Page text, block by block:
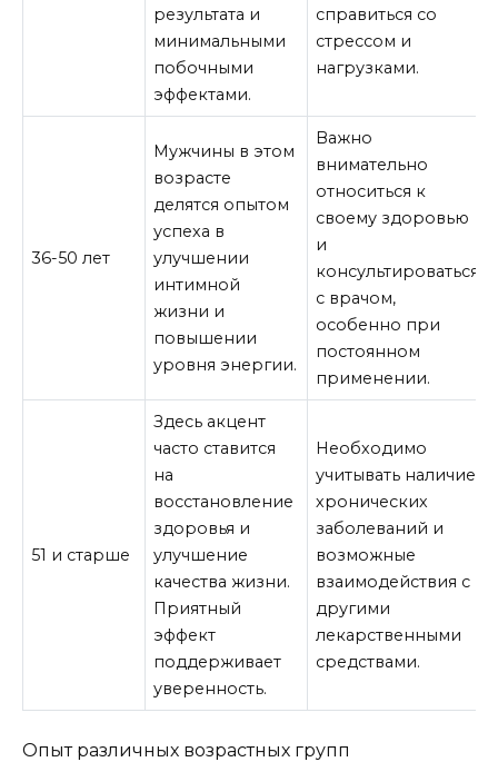
результата и
минимальными
побочными
эффектами.
справиться со
стрессом и
нагрузками.
36-50 лет
Мужчины в этом
возрасте
делятся опытом
успеха в
улучшении
интимной
жизни и
повышении
уровня энергии.
Важно
внимательно
относиться к
своему здоровью
и
консультироваться
с врачом,
особенно при
постоянном
применении.
51 и старше
Здесь акцент
часто ставится
на
восстановление
здоровья и
улучшение
качества жизни.
Приятный
эффект
поддерживает
уверенность.
Необходимо
учитывать наличие
хронических
заболеваний и
возможные
взаимодействия с
другими
лекарственными
средствами.
Опыт различных возрастных групп